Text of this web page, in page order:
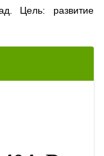
Цель: развитие